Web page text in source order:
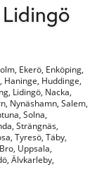
Ekerö, Enköping,
Haninge, Huddinge,
Lidingö, Nacka,
Nynäshamn, Salem,
Solna,
Strängnäs,
Tyresö, Täby,
Uppsala,
Älvkarleby,